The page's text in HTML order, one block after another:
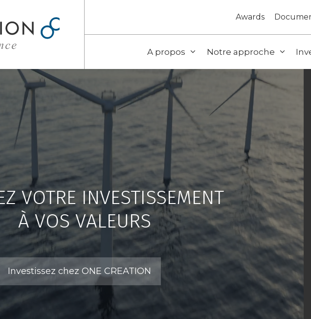
Awards
A propos Notre approche
VOTRE INVESTISSEMENT
À VOS VALEURS
Investissez chez ONE CREATION